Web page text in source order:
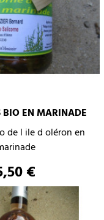
BIO EN MARINADE
de l ile d oléron en
€
+
AU PANIER